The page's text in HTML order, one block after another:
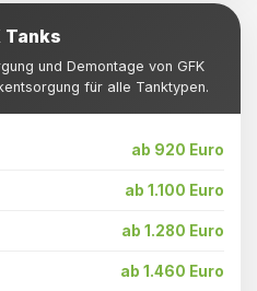
Tanks
und Demontage von GFK
für alle Tanktypen.
ab 920 Euro
ab 1.100 Euro
ab 1.280 Euro
ab 1.460 Euro